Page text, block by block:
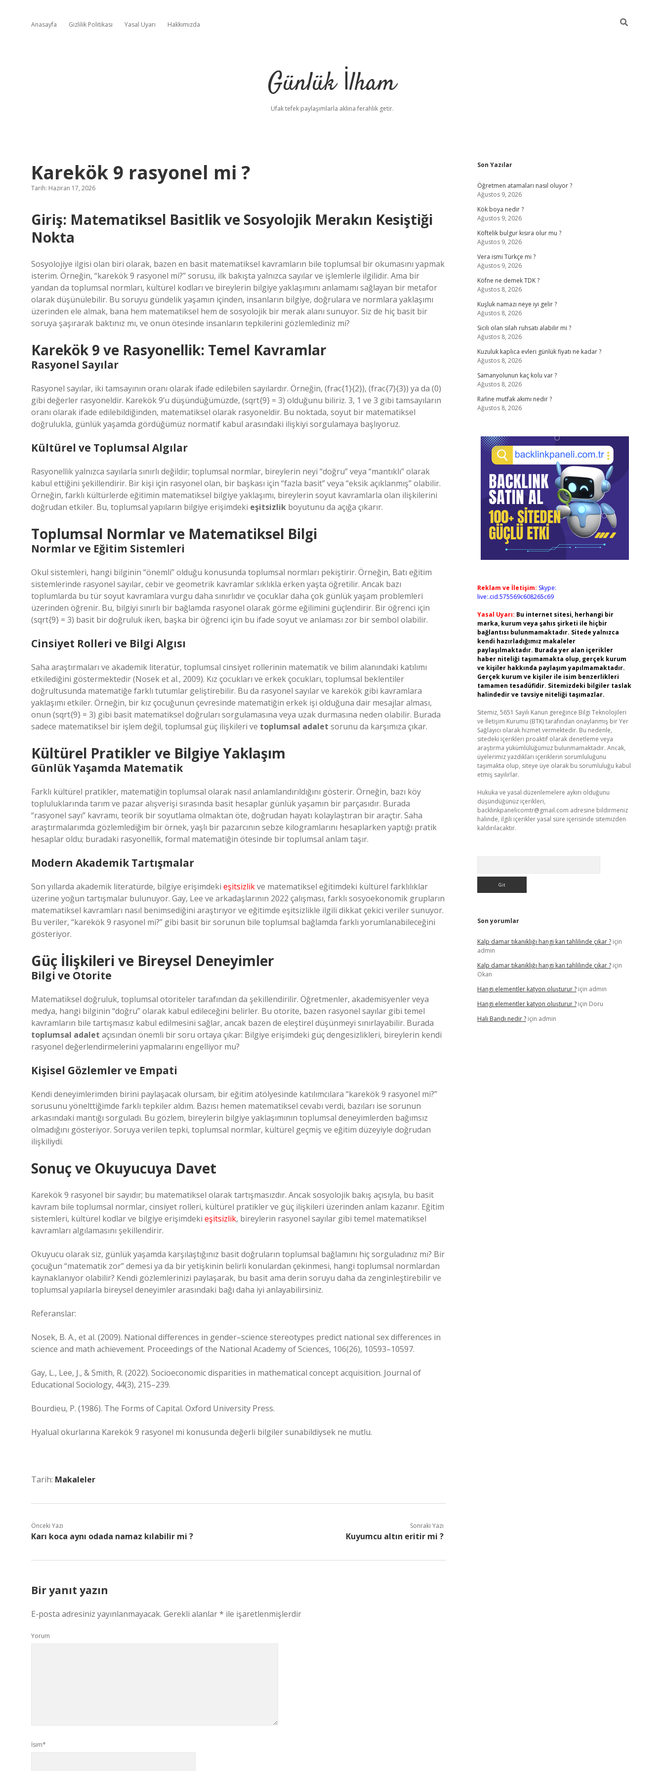
Anasayfa Gizlilik Politikası Yasal Uyarı Hakkımızda
Günlük İlham
Ufak tefek paylaşımlarla aklına ferahlık getir.
Karekök 9 rasyonel mi ?
Tarih: Haziran 17, 2026
Giriş: Matematiksel Basitlik ve Sosyolojik Merakın Kesiştiği
Nokta
Sosyolojiye ilgisi olan biri olarak, bazen en basit matematiksel kavramların bile toplumsal bir okumasını yapmak
isterim. Örneğin, “karekök 9 rasyonel mi?” sorusu, ilk bakışta yalnızca sayılar ve işlemlerle ilgilidir. Ama bir
yandan da toplumsal normları, kültürel kodları ve bireylerin bilgiye yaklaşımını anlamamı sağlayan bir metafor
olarak düşünülebilir. Bu soruyu gündelik yaşamın içinden, insanların bilgiye, doğrulara ve normlara yaklaşımı
üzerinden ele almak, bana hem matematiksel hem de sosyolojik bir merak alanı sunuyor. Siz de hiç basit bir
soruya şaşırarak baktınız mı, ve onun ötesinde insanların tepkilerini gözlemlediniz mi?
Karekök 9 ve Rasyonellik: Temel Kavramlar
Rasyonel Sayılar
Rasyonel sayılar, iki tamsayının oranı olarak ifade edilebilen sayılardır. Örneğin, (frac{1}{2}), (frac{7}{3}) ya da (0)
gibi değerler rasyoneldir. Karekök 9’u düşündüğümüzde, (sqrt{9} = 3) olduğunu biliriz. 3, 1 ve 3 gibi tamsayıların
oranı olarak ifade edilebildiğinden, matematiksel olarak rasyoneldir. Bu noktada, soyut bir matematiksel
doğrulukla, günlük yaşamda gördüğümüz normatif kabul arasındaki ilişkiyi sorgulamaya başlıyoruz.
Kültürel ve Toplumsal Algılar
Rasyonellik yalnızca sayılarla sınırlı değildir; toplumsal normlar, bireylerin neyi “doğru” veya “mantıklı” olarak
kabul ettiğini şekillendirir. Bir kişi için rasyonel olan, bir başkası için “fazla basit” veya “eksik açıklanmış” olabilir.
Örneğin, farklı kültürlerde eğitimin matematiksel bilgiye yaklaşımı, bireylerin soyut kavramlarla olan ilişkilerini
doğrudan etkiler. Bu, toplumsal yapıların bilgiye erişimdeki eşitsizlik boyutunu da açığa çıkarır.
Toplumsal Normlar ve Matematiksel Bilgi
Normlar ve Eğitim Sistemleri
Okul sistemleri, hangi bilginin “önemli” olduğu konusunda toplumsal normları pekiştirir. Örneğin, Batı eğitim
sistemlerinde rasyonel sayılar, cebir ve geometrik kavramlar sıklıkla erken yaşta öğretilir. Ancak bazı
toplumlarda bu tür soyut kavramlara vurgu daha sınırlıdır ve çocuklar daha çok günlük yaşam problemleri
üzerinden öğrenir. Bu, bilgiyi sınırlı bir bağlamda rasyonel olarak görme eğilimini güçlendirir. Bir öğrenci için
(sqrt{9} = 3) basit bir doğruluk iken, başka bir öğrenci için bu ifade soyut ve anlaması zor bir sembol olabilir.
Cinsiyet Rolleri ve Bilgi Algısı
Saha araştırmaları ve akademik literatür, toplumsal cinsiyet rollerinin matematik ve bilim alanındaki katılımı
etkilediğini göstermektedir (Nosek et al., 2009). Kız çocukları ve erkek çocukları, toplumsal beklentiler
doğrultusunda matematiğe farklı tutumlar geliştirebilir. Bu da rasyonel sayılar ve karekök gibi kavramlara
yaklaşımı etkiler. Örneğin, bir kız çocuğunun çevresinde matematiğin erkek işi olduğuna dair mesajlar alması,
onun (sqrt{9} = 3) gibi basit matematiksel doğruları sorgulamasına veya uzak durmasına neden olabilir. Burada
sadece matematiksel bir işlem değil, toplumsal güç ilişkileri ve toplumsal adalet sorunu da karşımıza çıkar.
Kültürel Pratikler ve Bilgiye Yaklaşım
Günlük Yaşamda Matematik
Farklı kültürel pratikler, matematiğin toplumsal olarak nasıl anlamlandırıldığını gösterir. Örneğin, bazı köy
topluluklarında tarım ve pazar alışverişi sırasında basit hesaplar günlük yaşamın bir parçasıdır. Burada
“rasyonel sayı” kavramı, teorik bir soyutlama olmaktan öte, doğrudan hayatı kolaylaştıran bir araçtır. Saha
araştırmalarımda gözlemlediğim bir örnek, yaşlı bir pazarcının sebze kilogramlarını hesaplarken yaptığı pratik
hesaplar oldu; buradaki rasyonellik, formal matematiğin ötesinde bir toplumsal anlam taşır.
Modern Akademik Tartışmalar
Son yıllarda akademik literatürde, bilgiye erişimdeki eşitsizlikve matematiksel eğitimdeki kültürel farklılıklar
üzerine yoğun tartışmalar bulunuyor. Gay, Lee ve arkadaşlarının 2022 çalışması, farklı sosyoekonomik grupların
matematiksel kavramları nasıl benimsediğini araştırıyor ve eğitimde eşitsizlikle ilgili dikkat çekici veriler sunuyor.
Bu veriler, “karekök 9 rasyonel mi?” gibi basit bir sorunun bile toplumsal bağlamda farklı yorumlanabileceğini
gösteriyor.
Güç İlişkileri ve Bireysel Deneyimler
Bilgi ve Otorite
Matematiksel doğruluk, toplumsal otoriteler tarafından da şekillendirilir. Öğretmenler, akademisyenler veya
medya, hangi bilginin “doğru” olarak kabul edileceğini belirler. Bu otorite, bazen rasyonel sayılar gibi temel
kavramların bile tartışmasız kabul edilmesini sağlar, ancak bazen de eleştirel düşünmeyi sınırlayabilir. Burada
toplumsal adalet açısından önemli bir soru ortaya çıkar: Bilgiye erişimdeki güç dengesizlikleri, bireylerin kendi
rasyonel değerlendirmelerini yapmalarını engelliyor mu?
Kişisel Gözlemler ve Empati
Kendi deneyimlerimden birini paylaşacak olursam, bir eğitim atölyesinde katılımcılara “karekök 9 rasyonel mi?”
sorusunu yönelttiğimde farklı tepkiler aldım. Bazısı hemen matematiksel cevabı verdi, bazıları ise sorunun
arkasındaki mantığı sorguladı. Bu gözlem, bireylerin bilgiye yaklaşımının toplumsal deneyimlerden bağımsız
olmadığını gösteriyor. Soruya verilen tepki, toplumsal normlar, kültürel geçmiş ve eğitim düzeyiyle doğrudan
ilişkiliydi.
Sonuç ve Okuyucuya Davet
Karekök 9 rasyonel bir sayıdır; bu matematiksel olarak tartışmasızdır. Ancak sosyolojik bakış açısıyla, bu basit
kavram bile toplumsal normlar, cinsiyet rolleri, kültürel pratikler ve güç ilişkileri üzerinden anlam kazanır. Eğitim
sistemleri, kültürel kodlar ve bilgiye erişimdeki eşitsizlik, bireylerin rasyonel sayılar gibi temel matematiksel
kavramları algılamasını şekillendirir.
Okuyucu olarak siz, günlük yaşamda karşılaştığınız basit doğruların toplumsal bağlamını hiç sorguladınız mı? Bir
çocuğun “matematik zor” demesi ya da bir yetişkinin belirli konulardan çekinmesi, hangi toplumsal normlardan
kaynaklanıyor olabilir? Kendi gözlemlerinizi paylaşarak, bu basit ama derin soruyu daha da zenginleştirebilir ve
toplumsal yapılarla bireysel deneyimler arasındaki bağı daha iyi anlayabilirsiniz.
Referanslar:
Nosek, B. A., et al. (2009). National differences in gender–science stereotypes predict national sex differences in
science and math achievement. Proceedings of the National Academy of Sciences, 106(26), 10593–10597.
Gay, L., Lee, J., & Smith, R. (2022). Socioeconomic disparities in mathematical concept acquisition. Journal of
Educational Sociology, 44(3), 215–239.
Bourdieu, P. (1986). The Forms of Capital. Oxford University Press.
Hyalual okurlarına Karekök 9 rasyonel mi konusunda değerli bilgiler sunabildiysek ne mutlu.
Tarih: Makaleler
Önceki Yazı
Karı koca aynı odada namaz kılabilir mi ?
Sonraki Yazı
Kuyumcu altın eritir mi ?
Bir yanıt yazın
E-posta adresiniz yayınlanmayacak. Gerekli alanlar* ile işaretlenmişlerdir
Yorum
İsim*
Sidebar
Son Yazılar
Öğretmen atamaları nasıl oluyor ?
Ağustos 9, 2026
Kök boya nedir ?
Ağustos 9, 2026
Köftelik bulgur kısıra olur mu ?
Ağustos 9, 2026
Vera ismi Türkçe mi ?
Ağustos 9, 2026
Köfne ne demek TDK ?
Ağustos 8, 2026
Kuşluk namazı neye iyi gelir ?
Ağustos 8, 2026
Sicili olan silah ruhsatı alabilir mi ?
Ağustos 8, 2026
Kuzuluk kaplıca evleri günlük fiyatı ne kadar ?
Ağustos 8, 2026
Samanyolunun kaç kolu var ?
Ağustos 8, 2026
Rafine mutfak akımı nedir ?
Ağustos 8, 2026
Reklam ve İletişim: Skype:
live:.cid.575569c608265c69
Yasal Uyarı: Bu internet sitesi, herhangi bir
marka, kurum veya şahıs şirketi ile hiçbir
bağlantısı bulunmamaktadır. Sitede yalnızca
kendi hazırladığımız makaleler
paylaşılmaktadır. Burada yer alan içerikler
haber niteliği taşımamakta olup, gerçek kurum
ve kişiler hakkında paylaşım yapılmamaktadır.
Gerçek kurum ve kişiler ile isim benzerlikleri
tamamen tesadüfidir. Sitemizdeki bilgiler taslak
halindedir ve tavsiye niteliği taşımazlar.
Sitemiz, 5651 Sayılı Kanun gereğince Bilgi Teknolojileri
ve İletişim Kurumu (BTK) tarafından onaylanmış bir Yer
Sağlayıcı olarak hizmet vermektedir. Bu nedenle,
sitedeki içerikleri proaktif olarak denetleme veya
araştırma yükümlülüğümüz bulunmamaktadır. Ancak,
üyelerimiz yazdıkları içeriklerin sorumluluğunu
taşımakta olup, siteye üye olarak bu sorumluluğu kabul
etmiş sayılırlar.
Hukuka ve yasal düzenlemelere aykırı olduğunu
düşündüğünüz içerikleri,
backlinkpanelicomtr@gmail.com adresine bildirmeniz
halinde, ilgili içerikler yasal süre içerisinde sitemizden
kaldırılacaktır.
Son yorumlar
Kalp damar tıkanıklığı hangi kan tahlilinde çıkar ?için
admin
Kalp damar tıkanıklığı hangi kan tahlilinde çıkar ?için
Okan
Hangi elementler katyon oluşturur ?için admin
Hangi elementler katyon oluşturur ?için Doru
Halı Bandı nedir ?için admin